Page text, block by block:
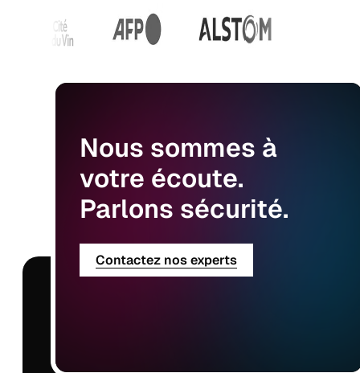
Nous sommes à
votre écoute.
Parlons sécurité.
Contactez nos experts